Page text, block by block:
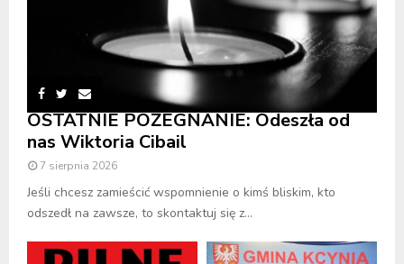
OSTATNIE POŻEGNANIE: Odeszła od
nas Wiktoria Cibail
7 sierpnia 2026
Jeśli chcesz zamieścić wspomnienie o kimś bliskim, kto
odszedł na zawsze, to skontaktuj się z...